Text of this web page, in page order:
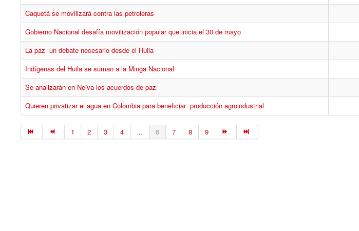
Caquetá se movilizará contra las petroleras
Gobierno Nacional desafía movilización popular que inicia el 30 de mayo
La paz un debate necesario desde el Huila
Indígenas del Huila se suman a la Minga Nacional
Se analizarán en Neiva los acuerdos de paz
Quieren privatizar el agua en Colombia para beneficiar producción agroindustrial
1 2 3 4 ... 6 7 8 9